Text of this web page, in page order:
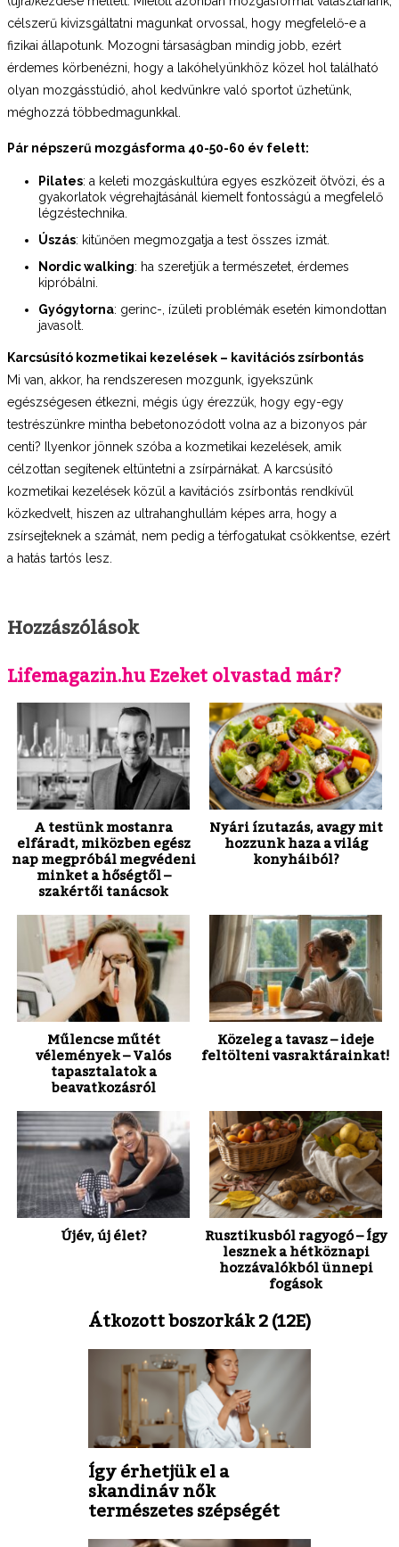
célszerű kivizsgáltatni magunkat orvossal, hogy megfelelő-e a
fizikai állapotunk. Mozogni társaságban mindig jobb, ezért
érdemes körbenézni, hogy a lakóhelyünkhöz közel hol található
olyan mozgásstúdió, ahol kedvünkre való sportot űzhetünk,
méghozzá többedmagunkkal.
Pár népszerű mozgásforma 40-50-60 év felett:
Pilates: a keleti mozgáskultúra egyes eszközeit ötvözi, és a
gyakorlatok végrehajtásánál kiemelt fontosságú a megfelelő
légzéstechnika.
Úszás: kitűnően megmozgatja a test összes izmát.
Nordic walking: ha szeretjük a természetet, érdemes
kipróbálni.
Gyógytorna: gerinc-, ízületi problémák esetén kimondottan
javasolt.
Karcsúsító kozmetikai kezelések – kavitációs zsírbontás
Mi van, akkor, ha rendszeresen mozgunk, igyekszünk
egészségesen étkezni, mégis úgy érezzük, hogy egy-egy
testrészünkre mintha bebetonozódott volna az a bizonyos pár
centi? Ilyenkor jönnek szóba a kozmetikai kezelések, amik
célzottan segítenek eltüntetni a zsírpárnákat. A karcsúsító
kozmetikai kezelések közül a kavitációs zsírbontás rendkívül
közkedvelt, hiszen az ultrahanghullám képes arra, hogy a
zsírsejteknek a számát, nem pedig a térfogatukat csökkentse, ezért
a hatás tartós lesz.
Hozzászólások
Lifemagazin.hu Ezeket olvastad már?
A testünk mostanra
elfáradt, miközben egész
nap megpróbál megvédeni
minket a hőségtől –
szakértői tanácsok
Nyári ízutazás, avagy mit
hozzunk haza a világ
konyháiból?
Műlencse műtét
vélemények – Valós
tapasztalatok a
beavatkozásról
Közeleg a tavasz – ideje
feltölteni vasraktárainkat!
Újév, új élet?
Rusztikusból ragyogó – Így
lesznek a hétköznapi
hozzávalókból ünnepi
fogások
Átkozott boszorkák 2 (12E)
Így érhetjük el a
skandináv nők
természetes szépségét